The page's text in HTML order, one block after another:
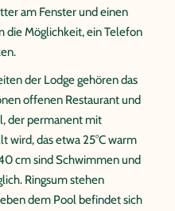
am Fenster und einen
die Möglichkeit, ein Telefon
der Lodge gehören das
offenen Restaurant und
der permanent mit
wird, das etwa 25°C warm
cm sind Schwimmen und
Ringsum stehen
dem Pool befindet sich